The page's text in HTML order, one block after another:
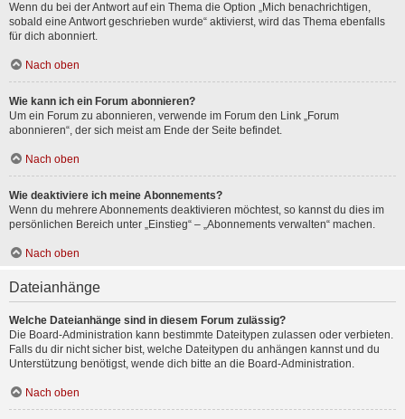
Wenn du bei der Antwort auf ein Thema die Option „Mich benachrichtigen,
sobald eine Antwort geschrieben wurde“ aktivierst, wird das Thema ebenfalls
für dich abonniert.
Nach oben
Wie kann ich ein Forum abonnieren?
Um ein Forum zu abonnieren, verwende im Forum den Link „Forum
abonnieren“, der sich meist am Ende der Seite befindet.
Nach oben
Wie deaktiviere ich meine Abonnements?
Wenn du mehrere Abonnements deaktivieren möchtest, so kannst du dies im
persönlichen Bereich unter „Einstieg“ – „Abonnements verwalten“ machen.
Nach oben
Dateianhänge
Welche Dateianhänge sind in diesem Forum zulässig?
Die Board-Administration kann bestimmte Dateitypen zulassen oder verbieten.
Falls du dir nicht sicher bist, welche Dateitypen du anhängen kannst und du
Unterstützung benötigst, wende dich bitte an die Board-Administration.
Nach oben